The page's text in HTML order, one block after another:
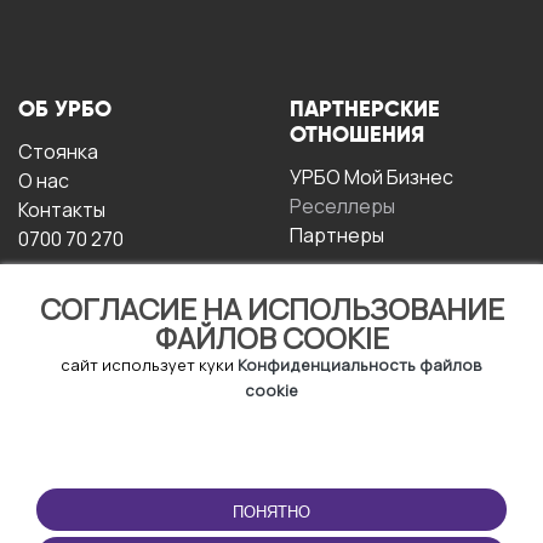
СОГЛАСИЕ НА ИСПОЛЬЗОВАНИЕ
ФАЙЛОВ COOKIE
сайт использует куки Конфиденциальность файлов
cookie
ПОНЯТНО
ОБ УРБО
Стоянка
О нас
Контакты
0700 70 270
ПАРТНЕРСКИЕ
ОТНОШЕНИЯ
УРБО Мой Бизнес
Реселлеры
Партнеры
ЭКСПЛУАТАЦИИ
Условия и положения
ПРИЛОЖЕНИЕ